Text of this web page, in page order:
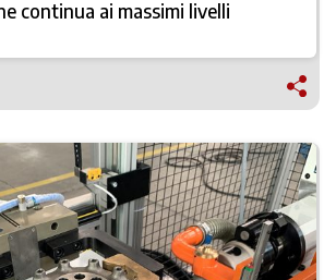
continua ai massimi livelli